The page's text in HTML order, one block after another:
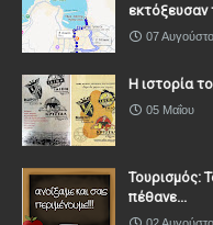
εκτόξευσαν
07
Η ιστορία
05 Μαΐου
Τουρισμός:
πέθανε...